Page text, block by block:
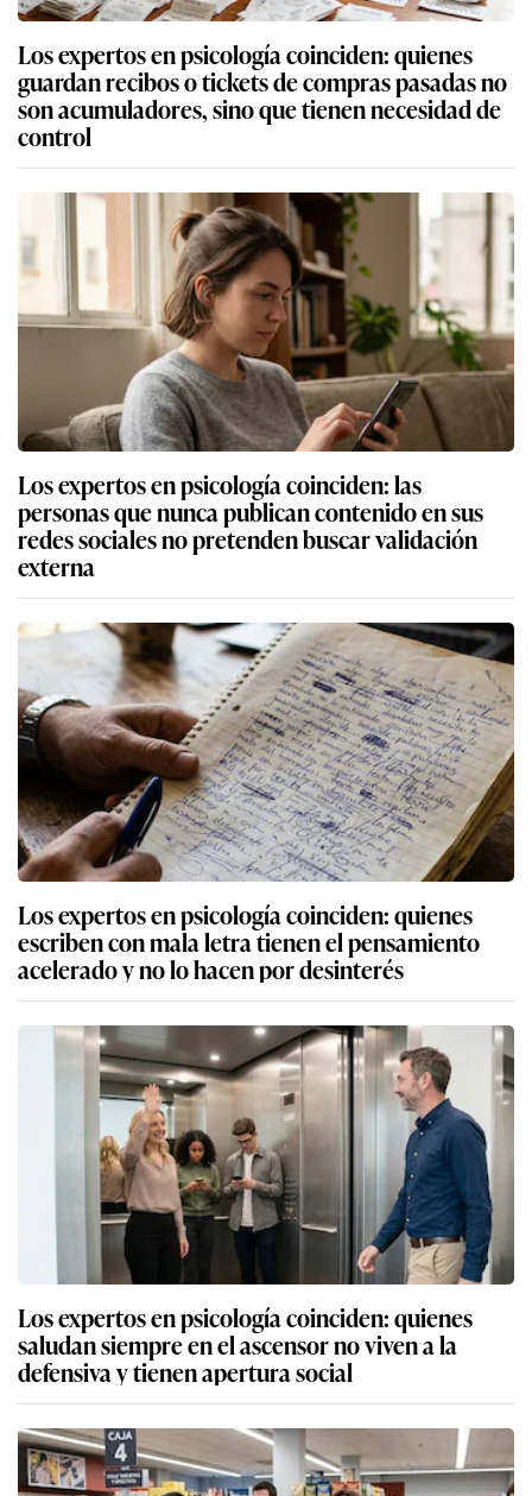
Los expertos en psicología coinciden: quienes
guardan recibos o tickets de compras pasadas no
son acumuladores, sino que tienen necesidad de
control
Los expertos en psicología coinciden: las
personas que nunca publican contenido en sus
redes sociales no pretenden buscar validación
externa
Los expertos en psicología coinciden: quienes
escriben con mala letra tienen el pensamiento
acelerado y no lo hacen por desinterés
Los expertos en psicología coinciden: quienes
saludan siempre en el ascensor no viven a la
defensiva y tienen apertura social